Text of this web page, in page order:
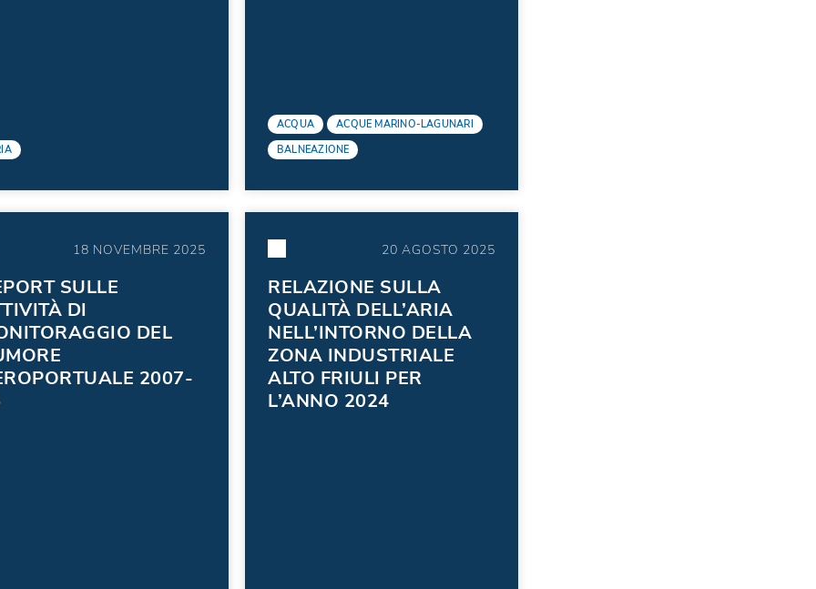
ACQUA
ACQUE MARINO-LAGUNARI
BALNEAZIONE
18 NOVEMBRE 2025
SULLE
DI
DEL
2007-
20 AGOSTO 2025
RELAZIONE SULLA
QUALITÀ DELL’ARIA
NELL’INTORNO DELLA
ZONA INDUSTRIALE
ALTO FRIULI PER
L’ANNO 2024